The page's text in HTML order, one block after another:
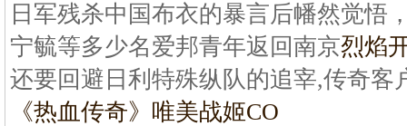
日军残杀中国布衣的暴言后幡然觉悟
宁毓等多少名爱邦青年返回南京烈焰
还要回避日利特殊纵队的追宰,传奇客
《热血传奇》唯美战姬CO